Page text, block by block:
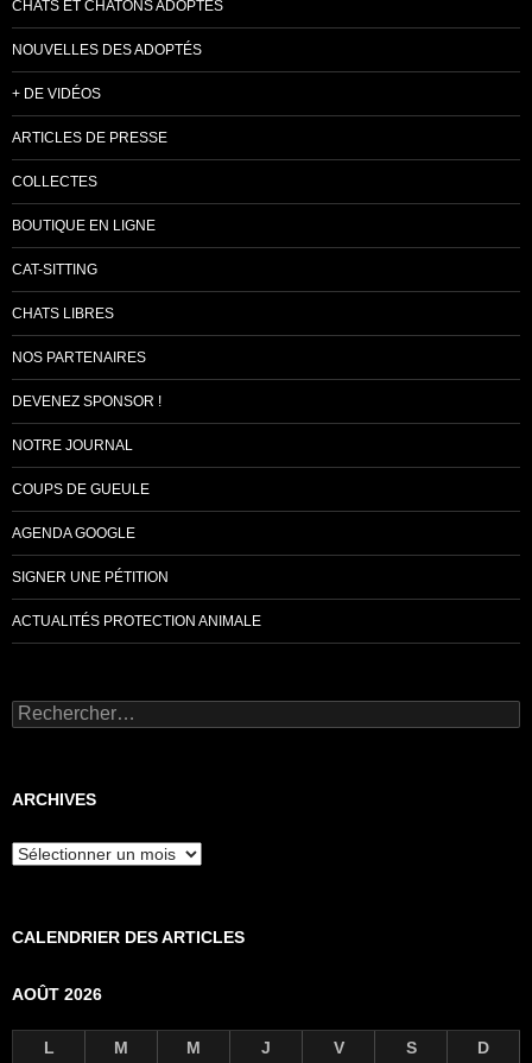
CHATS ET CHATONS ADOPTÉS
NOUVELLES DES ADOPTÉS
+ DE VIDÉOS
ARTICLES DE PRESSE
COLLECTES
BOUTIQUE EN LIGNE
CAT-SITTING
CHATS LIBRES
NOS PARTENAIRES
DEVENEZ SPONSOR !
NOTRE JOURNAL
COUPS DE GUEULE
AGENDA GOOGLE
SIGNER UNE PÉTITION
ACTUALITÉS PROTECTION ANIMALE
Rechercher :
ARCHIVES
Archives
CALENDRIER DES ARTICLES
AOÛT 2026
L M M J V S D